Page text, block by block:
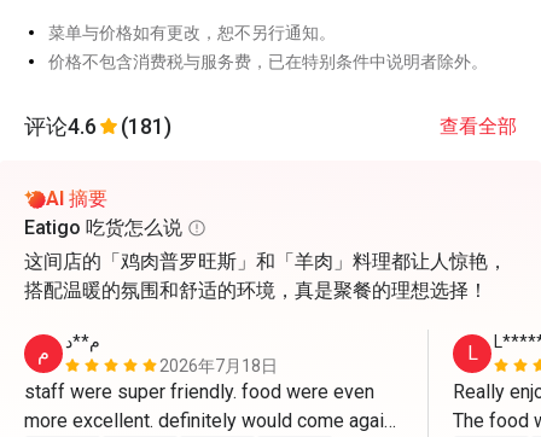
菜单与价格如有更改，恕不另行通知。
价格不包含消费税与服务费，已在特别条件中说明者除外。
评论4.6 (181) 查看全部
AI 摘要
Eatigo 吃货怎么说
这间店的「鸡肉普罗旺斯」和「羊肉」料理都让人惊艳，
搭配温暖的氛围和舒适的环境，真是聚餐的理想选择！
م
م**د
2026年7月18日
staff were super friendly. food were even
more excellent. definitely would come again.
L
Really
The food